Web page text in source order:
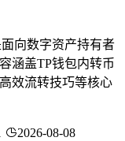
向数字资产持有者
涵盖TP钱包内转币
效流转技巧等核心
2026-08-08